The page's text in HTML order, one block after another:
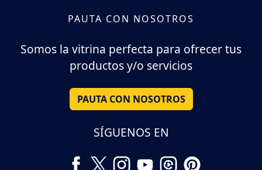
PAUTA CON NOSOTROS
Somos la vitrina perfecta para ofrecer tus
productos y/o servicios
PAUTA CON NOSOTROS
SÍGUENOS EN